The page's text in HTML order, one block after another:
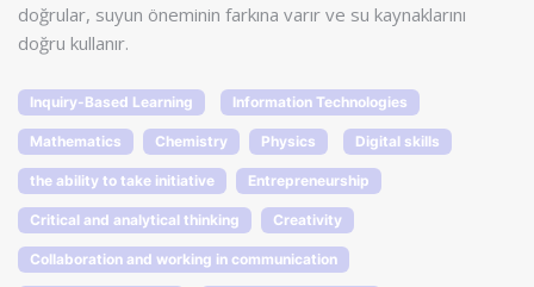
doğrular, suyun öneminin farkına varır ve su kaynaklarını
doğru kullanır.
Inquiry-Based Learning Information Technologies
Mathematics Chemistry Physics Digital skills
the ability to take initiative Entrepreneurship
Critical and analytical thinking Creativity
Collaboration and working in communication